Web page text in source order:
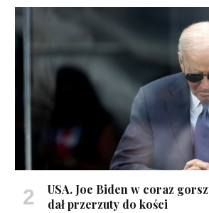
USA. Joe Biden w coraz
dał przerzuty do kości